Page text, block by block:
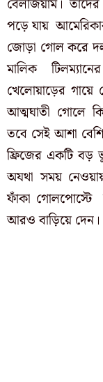
বেলজিয়াম।
পড়ে যায় আমেরিকার
জোড়া গোল করে
মালিক
খেলোয়াড়ের
আত্মঘাতী গোলে
তবে সেই আশা
ফ্রিজের একটি বড়
অযথা সময়
ফাঁকা গোলপোস্টে
আরও বাড়িয়ে দেন।